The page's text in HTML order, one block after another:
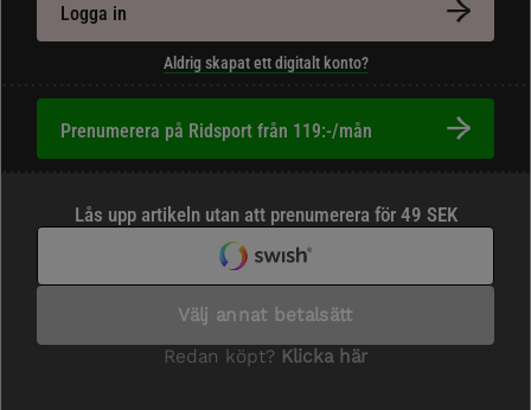
Logga in
Aldrig skapat ett digitalt konto?
Prenumerera på Ridsport från 119:-/mån